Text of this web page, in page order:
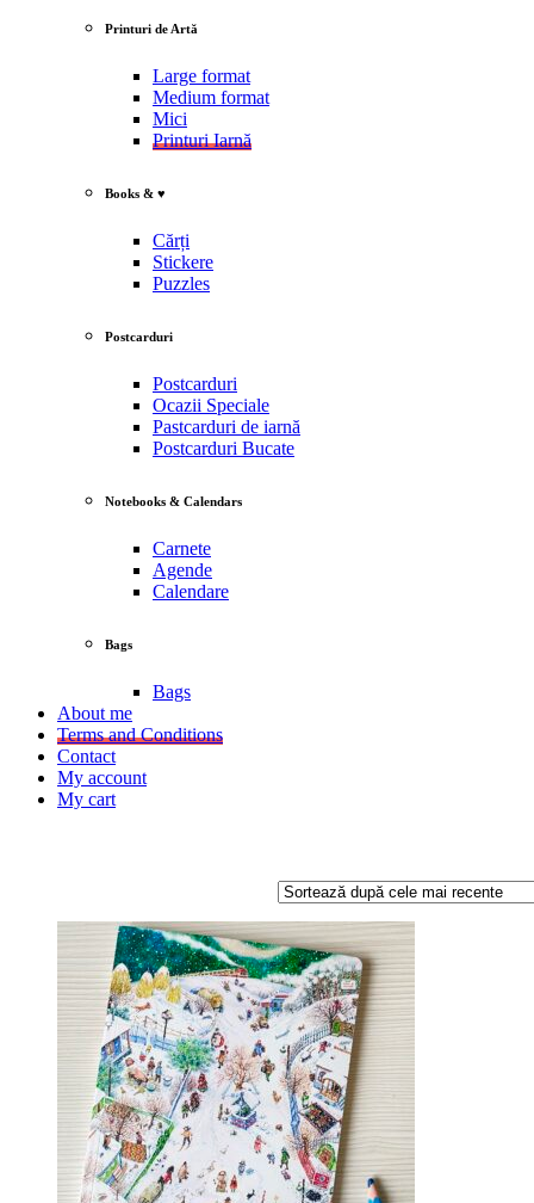
Printuri de Artă
Large format
Medium format
Mici
Printuri Iarnă
Books & ♥
Cărți
Stickere
Puzzles
Postcarduri
Postcarduri
Ocazii Speciale
Pastcarduri de iarnă
Postcarduri Bucate
Notebooks & Calendars
Carnete
Agende
Calendare
Bags
Bags
About me
Terms and Conditions
Contact
My account
My cart